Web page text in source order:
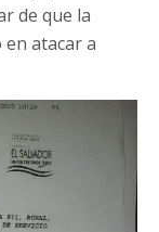
de que la
atacar a